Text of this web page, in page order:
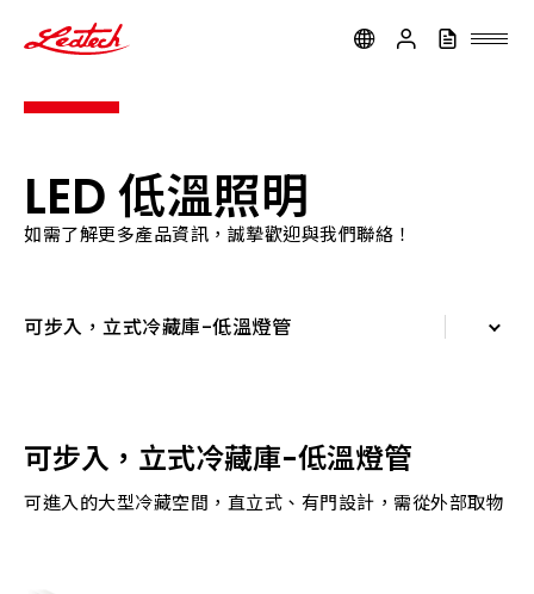
LED 低溫照明
如需了解更多產品資訊，誠摯歡迎與我們聯絡！
可步入，立式冷藏庫-低溫燈管
開放式展示冷藏櫃-低溫燈管
可步入，立式冷藏庫-低溫燈管
可進入的大型冷藏空間，直立式、有門設計，需從外部取物